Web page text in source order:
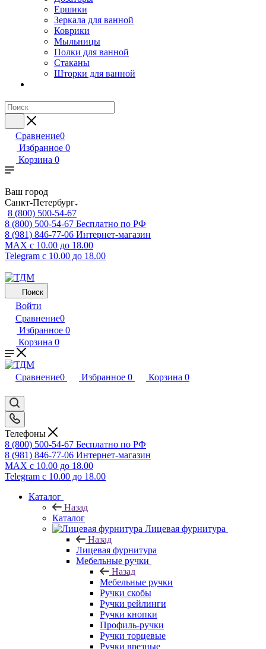
Ершики
Зеркала для ванной
Коврики
Мыльницы
Полки для ванной
Стаканы
Шторки для ванной
Сравнение0
Избранное 0
Корзина 0
Ваш город
Санкт-Петербург
8 (800) 500-54-67
8 (800) 500-54-67 Бесплатно по РФ
8 (981) 846-77-06 Интернет-магазин
MAX с 10.00 до 18.00
Telegram с 10.00 до 18.00
Поиск
Войти
Сравнение0
Избранное 0
Корзина 0
Сравнение0 Избранное 0 Корзина 0
Телефоны
8 (800) 500-54-67 Бесплатно по РФ
8 (981) 846-77-06 Интернет-магазин
MAX с 10.00 до 18.00
Telegram с 10.00 до 18.00
Каталог
Назад
Каталог
Лицевая фурнитура
Назад
Лицевая фурнитура
Мебельные ручки
Назад
Мебельные ручки
Ручки скобы
Ручки рейлинги
Ручки кнопки
Профиль-ручки
Ручки торцевые
Ручки врезные